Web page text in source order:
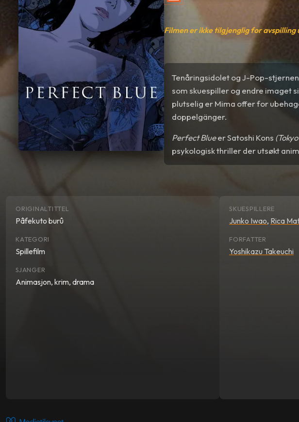
Filmen er ikke tilgjenglig for avspilling
Tenåringsidolet og J-Pop-
som skuespiller og endre imaget
plutselig er Mima offer for
doppelgänger.
Perfect Blueer Satoshi Kons
psykologisk thriller der utsøkt
ORIGINALTITTEL
Pâfekuto burû
KATEGORI
Spillefilm
SJANGER
Animasjon, krim, drama
SKUESPILLERE
Junko Iwao, Rica
FORFATTER
Yoshikazu Takeuchi